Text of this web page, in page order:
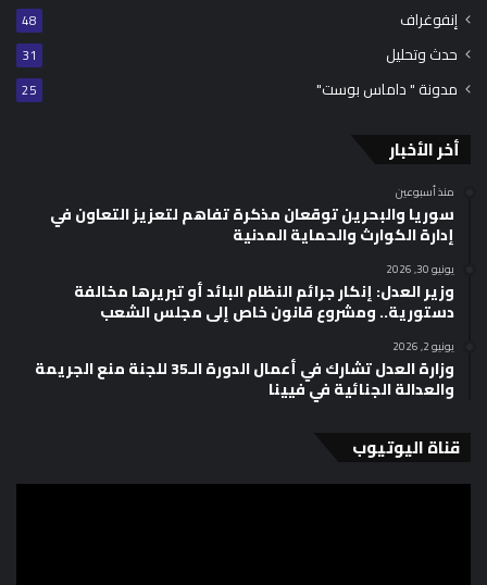
إنفوغراف 48
حدث وتحليل 31
مدونة " داماس بوست" 25
أخر الأخبار
منذ أسبوعين
سوريا والبحرين توقعان مذكرة تفاهم لتعزيز التعاون في
إدارة الكوارث والحماية المدنية
يونيو 30, 2026
وزير العدل: إنكار جرائم النظام البائد أو تبريرها مخالفة
دستورية.. ومشروع قانون خاص إلى مجلس الشعب
يونيو 2, 2026
وزارة العدل تشارك في أعمال الدورة الـ35 للجنة منع الجريمة
والعدالة الجنائية في فيينا
قناة اليوتيوب